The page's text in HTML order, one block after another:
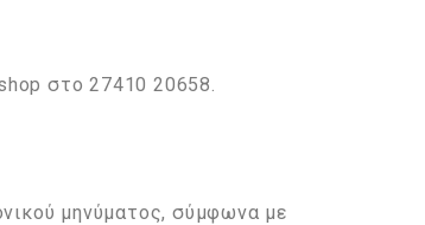
στο 27410 20658.
μηνύματος, σύμφωνα με